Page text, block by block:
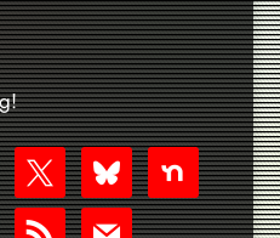
x blueskynextdoor
rss mail